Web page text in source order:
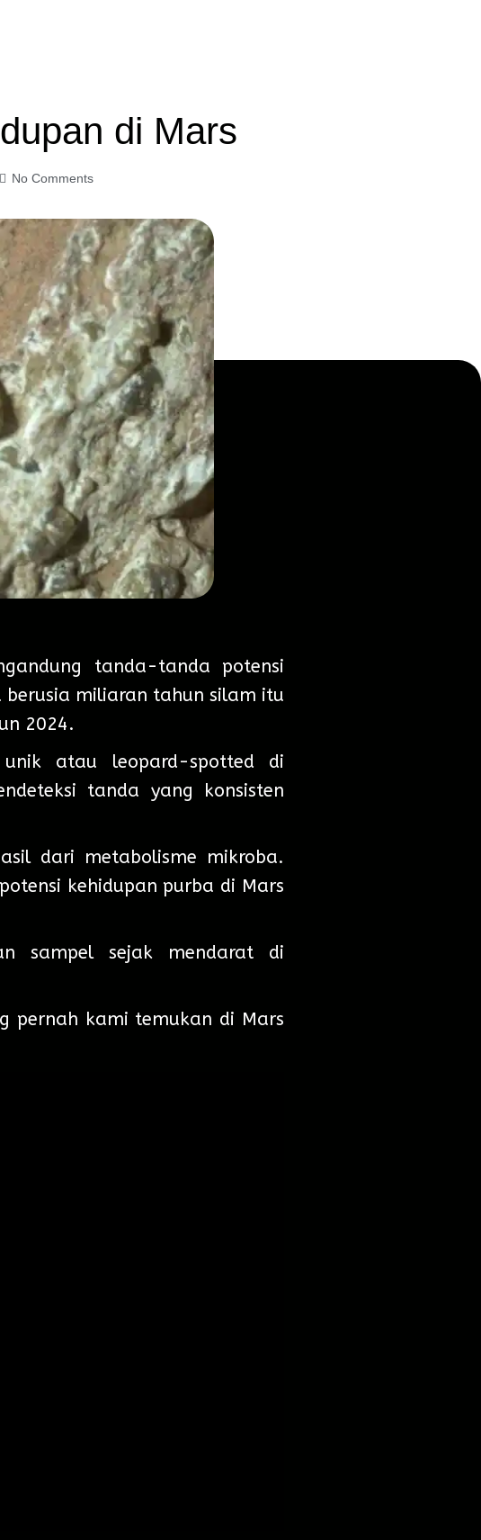
di Mars
No Comments
tanda-tanda potensi
miliaran tahun silam itu
2024.
atau leopard-spotted di
tanda yang konsisten
dari metabolisme mikroba.
kehidupan purba di Mars
sampel sejak mendarat di
pernah kami temukan di Mars